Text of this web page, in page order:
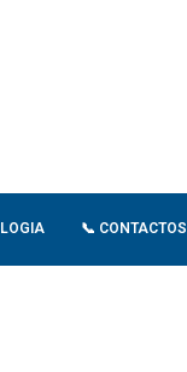
📞 CONTACTOS